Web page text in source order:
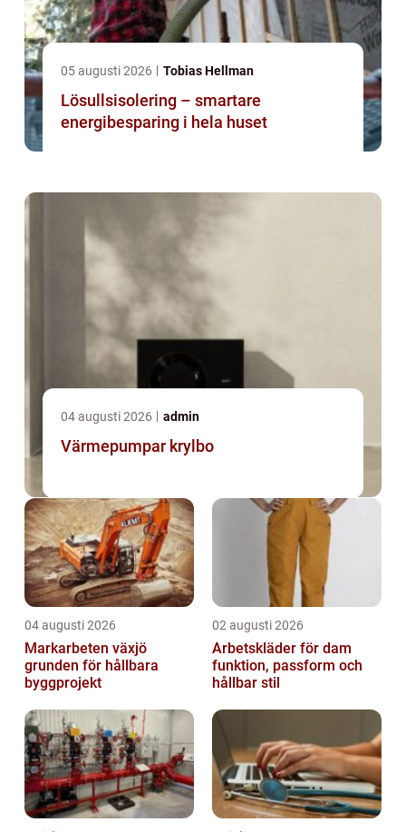
05 augusti 2026 Tobias Hellman
Lösullsisolering – smartare
energibesparing i hela huset
04 augusti 2026 admin
Värmepumpar krylbo
04 augusti 2026
Markarbeten växjö
grunden för hållbara
byggprojekt
02 augusti 2026
Arbetskläder för dam
funktion, passform och
hållbar stil